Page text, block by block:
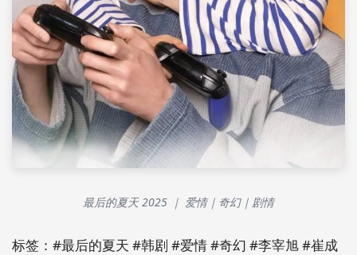
最后的夏天 2025 ｜ 爱情｜奇幻｜剧情
标签：#最后的夏天 #韩剧 #爱情 #奇幻 #李宰旭 #崔成